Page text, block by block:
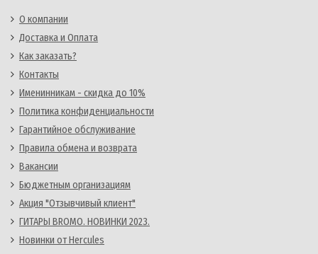
О компании
Доставка и Оплата
Как заказать?
Контакты
Именинникам - скидка до 10%
Политика конфиденциальности
Гарантийное обслуживание
Правила обмена и возврата
Вакансии
Бюджетным организациям
Акция "Отзывчивый клиент"
ГИТАРЫ BROMO. НОВИНКИ 2023.
Новинки от Hercules